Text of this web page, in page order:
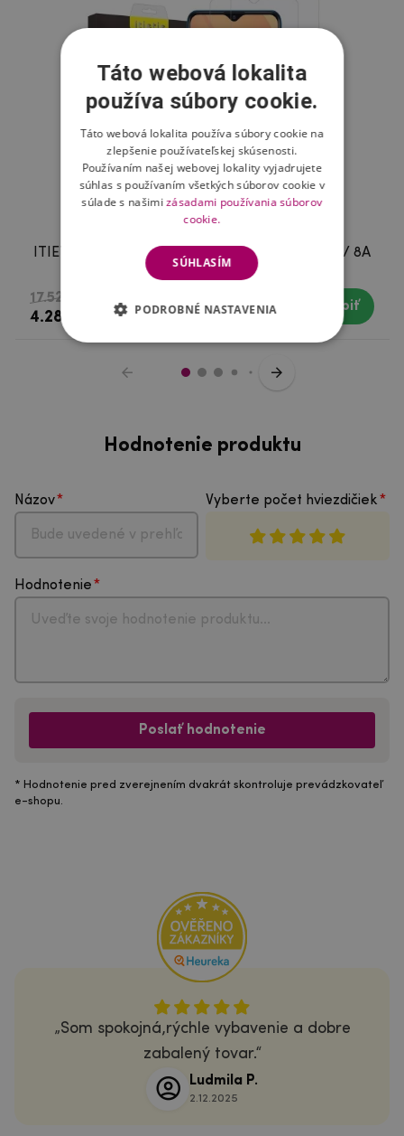
ITIETIE tvrdené sklo pre mobil Xiaomi Redmi 8 / 8A
- 2ks
17.52 €
4.28 €
Skladom Kúpiť
Hodnotenie produktu
Názov Vyberte počet hviezdičiek
Hodnotenie
Poslať hodnotenie
* Hodnotenie pred zverejnením dvakrát skontroluje prevádzkovateľ
e-shopu.
Som spokojná,rýchle vybavenie a dobre
zabalený tovar.
Ludmila P.
2.12.2025
Táto webová lokalita
používa súbory cookie.
Táto webová lokalita používa súbory cookie na
zlepšenie používateľskej skúsenosti.
Používaním našej webovej lokality vyjadrujete
súhlas s používaním všetkých súborov cookie v
súlade s našimizásadami používania súborov
cookie.
SÚHLASÍM
PODROBNÉ NASTAVENIA